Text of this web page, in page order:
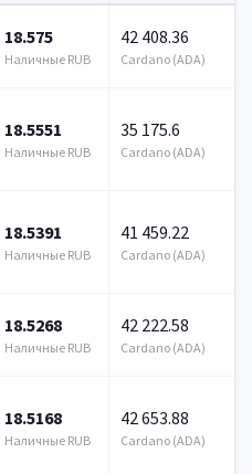
18.575
Наличные RUB
42 408.36
Cardano (ADA)
18.5551
Наличные RUB
35 175.6
Cardano (ADA)
18.5391
Наличные RUB
41 459.22
Cardano (ADA)
18.5268
Наличные RUB
42 222.58
Cardano (ADA)
18.5168
Наличные RUB
42 653.88
Cardano (ADA)